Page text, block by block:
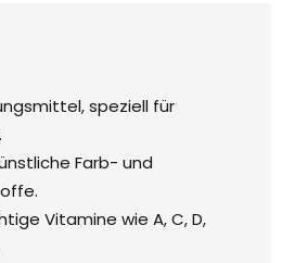
speziell für
Farb- und
Vitamine wie A, C, D,